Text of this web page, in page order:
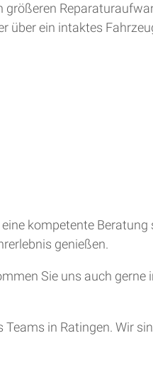
über ein intaktes
kompetente
genießen.
Sie uns auch gerne
in Ratingen. Wir